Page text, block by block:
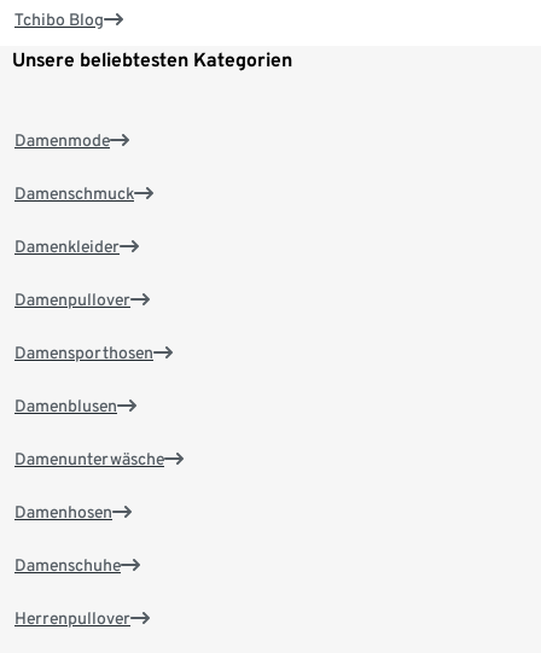
Tchibo Blog
Unsere beliebtesten Kategorien
Damenmode
Damenschmuck
Damenkleider
Damenpullover
Damensporthosen
Damenblusen
Damenunterwäsche
Damenhosen
Damenschuhe
Herrenpullover